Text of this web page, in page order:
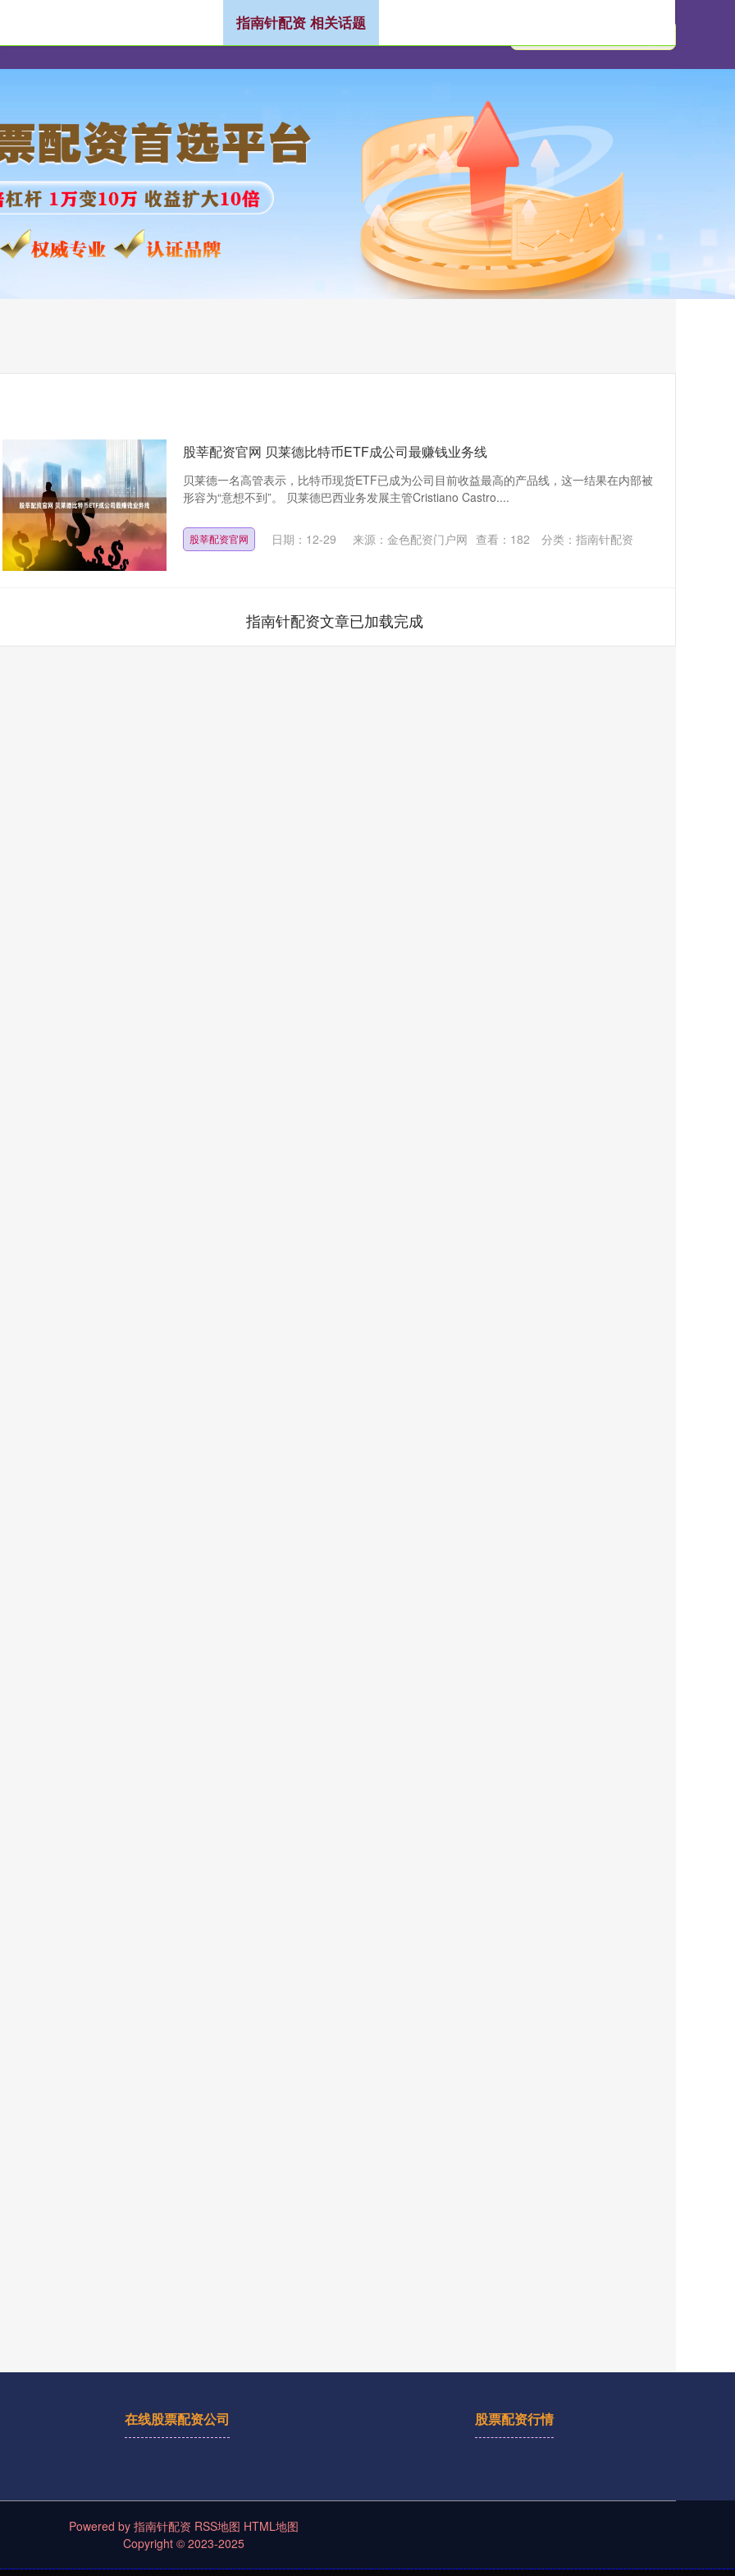
股票配资行情
指南针配资 相关话题
股莘配资官网 贝莱德比特币ETF成公司最赚钱业务线
贝莱德一名高管表示，比特币现货ETF已成为公司目前收益最高的产品线，这一结果在内部被
形容为“意想不到”。 贝莱德巴西业务发展主管Cristiano Castro....
股莘配资官网 日期：12-29 来源：金色配资门户网 查看： 182 分类： 指南针配资
指南针配资文章已加载完成
在线股票配资公司 股票配资行情
Powered by 指南针配资 RSS地图 HTML地图
Copyright © 2023-2025